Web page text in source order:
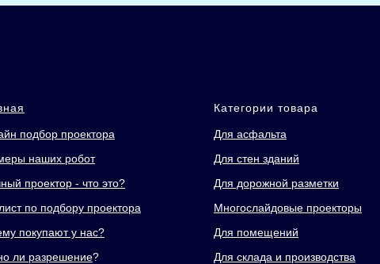
подбор проектора
наших робот
проектор - что это?
по подбору проектора
покупают у нас?
ли разрешение?
Категории товара
Для асфальта
Для стен зданий
Для дорожной разметки
Многослайдовые проекторы
Для помещений
Для склада и производства